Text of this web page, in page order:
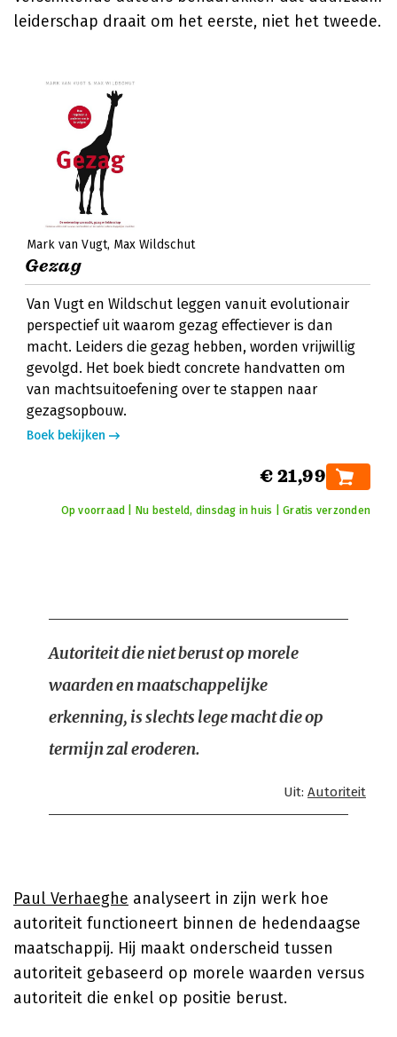
leiderschap draait om het eerste, niet het tweede.
Mark van Vugt Max Wildschut
Gezag
Van Vugt en Wildschut leggen vanuit evolutionair
perspectief uit waarom gezag effectiever is dan
macht. Leiders die gezag hebben, worden vrijwillig
gevolgd. Het boek biedt concrete handvatten om
van machtsuitoefening over te stappen naar
gezagsopbouw.
Boek bekijken
€ 21,99
Op voorraad | Nu besteld, dinsdag in huis | Gratis verzonden
Autoriteit die niet berust op morele
waarden en maatschappelijke
erkenning, is slechts lege macht die op
termijn zal eroderen.
Uit: Autoriteit
Paul Verhaeghe analyseert in zijn werk hoe
autoriteit functioneert binnen de hedendaagse
maatschappij. Hij maakt onderscheid tussen
autoriteit gebaseerd op morele waarden versus
autoriteit die enkel op positie berust.